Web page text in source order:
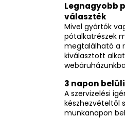
Legnagyobb
választék
Mivel gyártók
pótalkatrészek
megtalálható a
kiválasztott
3 napon
A szervizelési
készhezvételtől
munkanapon